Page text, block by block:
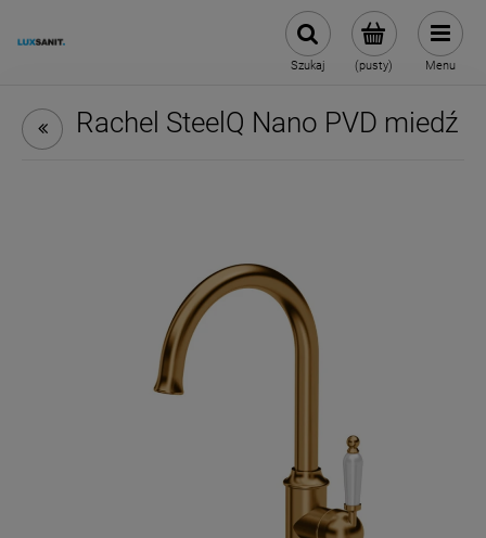
(pusty)
Szukaj Menu
Rachel SteelQ Nano PVD miedź